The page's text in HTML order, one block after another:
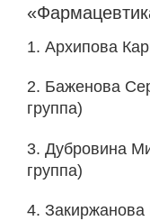
1. Архипова
2. Баженова
группа)
3. Дубровина
группа)
4.